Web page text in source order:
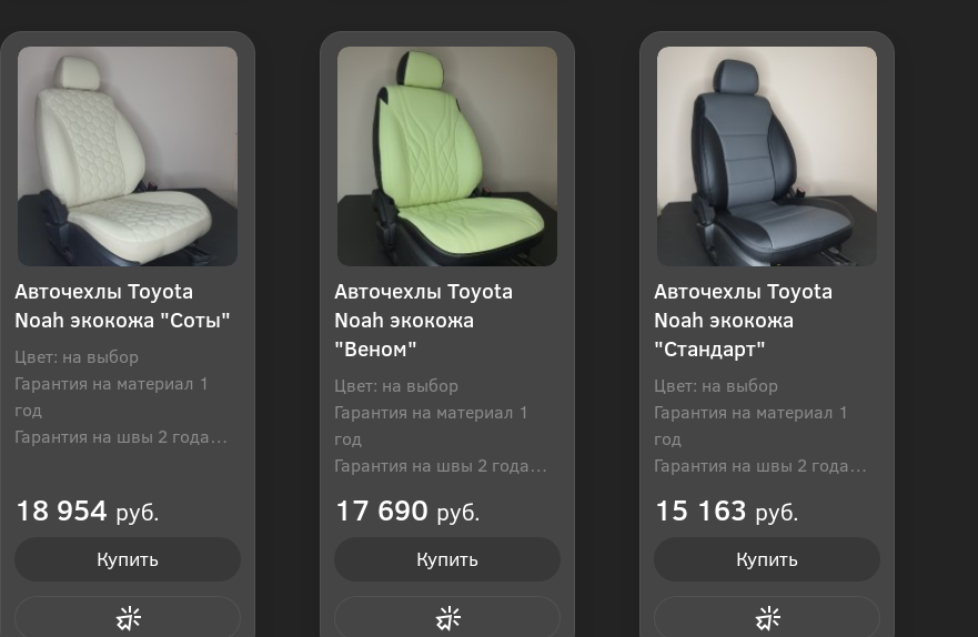
Авточехлы Toyota
Noah экокожа "Соты"
Цвет: на выбор
Гарантия на материал 1
год
Гарантия на швы 2 года
18 954 руб.
Купить
Авточехлы Toyota
Noah экокожа
"Веном"
Цвет: на выбор
Гарантия на материал 1
год
Гарантия на швы 2 года
17 690 руб.
Купить
Авточехлы Toyota
Noah экокожа
"Стандарт"
Цвет: на выбор
Гарантия на материал 1
год
Гарантия на швы 2 года
15 163 руб.
Купить